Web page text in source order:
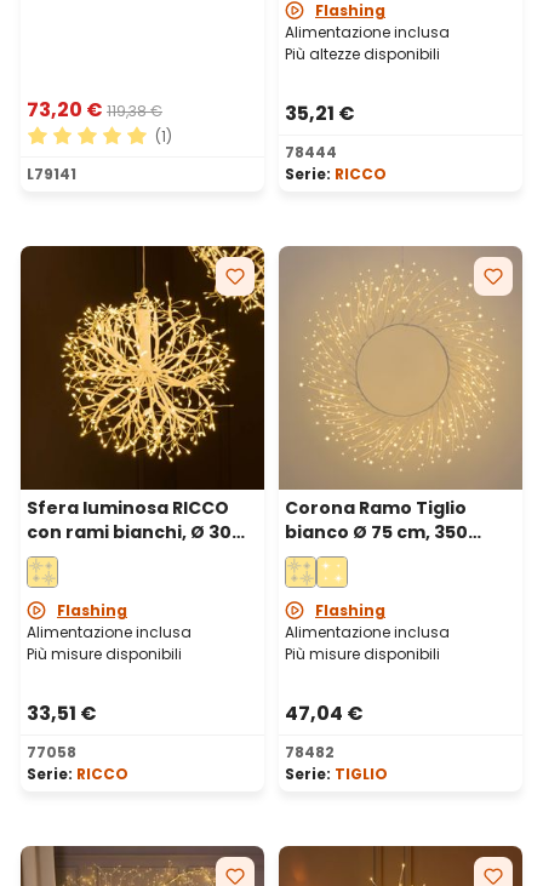
73,20 € 119,38 €
Valutazione media di 5 su 5 stelle
(1)
L79141
Flashing
Alimentazione inclusa
Più altezze disponibili
35,21 €
78444
Serie: RICCO
Sfera luminosa RICCO
con rami bianchi, Ø 30
cm, 384 microled bianco
caldo, uso interno
Flashing
Alimentazione inclusa
Più misure disponibili
33,51 €
77058
Serie: RICCO
Corona Ramo Tiglio
bianco Ø 75 cm, 350
microled bianco caldo,
uso interno
Flashing
Alimentazione inclusa
Più misure disponibili
47,04 €
78482
Serie: TIGLIO